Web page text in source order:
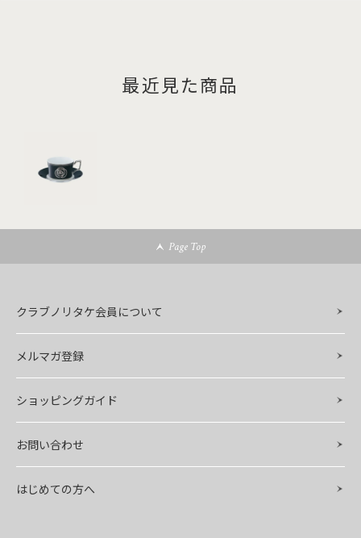
最近見た商品
Page Top
クラブノリタケ会員について
メルマガ登録
ショッピングガイド
お問い合わせ
はじめての方へ